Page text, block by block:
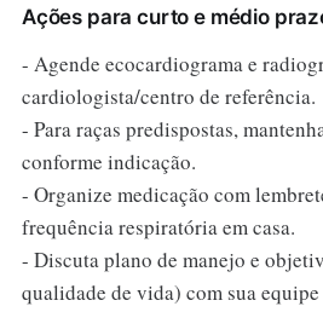
Ações para curto e médio
- Agende ecocardiograma e
cardiologista/centro de referência.
- Para raças predispostas,
conforme indicação.
- Organize medicação com
frequência respiratória em casa.
- Discuta plano de manejo e
qualidade de vida) com sua